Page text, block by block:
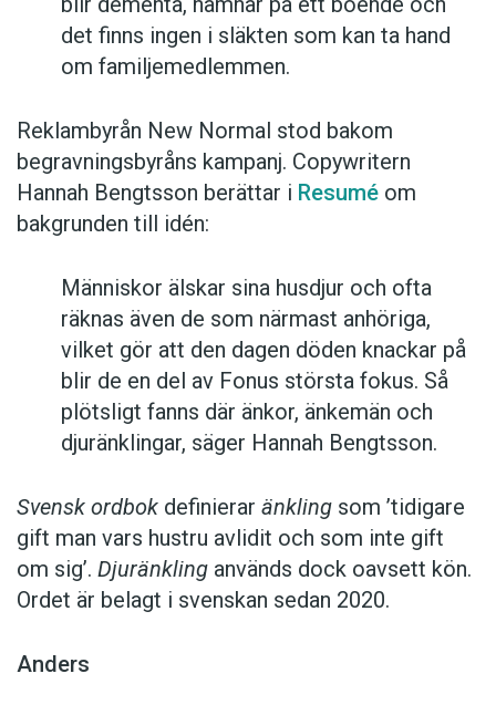
det finns ingen i släkten som kan ta hand
om familjemedlemmen.
Reklambyrån New Normal stod bakom
begravningsbyråns kampanj. Copywritern
Hannah Bengtsson berättar i Resumé om
bakgrunden till idén:
Människor älskar sina husdjur och ofta
räknas även de som närmast anhöriga,
vilket gör att den dagen döden knackar på
blir de en del av Fonus största fokus. Så
plötsligt fanns där änkor, änkemän och
djuränklingar, säger Hannah Bengtsson.
Svensk ordbok definierar änkling som ’tidigare
gift man vars hustru av­lidit och som inte gift
om sig’. Djuränkling används dock oavsett kön.
Ordet är belagt i svenskan sedan 2020.
Anders